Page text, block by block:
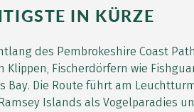
IN KÜRZE
des Pembrokeshire Coast
Klippen, Fischerdörfern wie
Bay. Die Route führt am
Islands als Vogelparadies